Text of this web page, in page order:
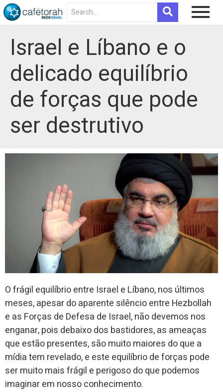
Israel e Líbano e o
delicado equilíbrio
de forças que pode
ser destrutivo
O frágil equilíbrio entre Israel e Líbano, nos últimos
meses, apesar do aparente silêncio entre Hezbollah
e as Forças de Defesa de Israel, não devemos nos
enganar, pois debaixo dos bastidores, as ameaças
que estão presentes, são muito maiores do que a
mídia tem revelado, e este equilíbrio de forças pode
ser muito mais frágil e perigoso do que podemos
imaginar em nosso conhecimento.